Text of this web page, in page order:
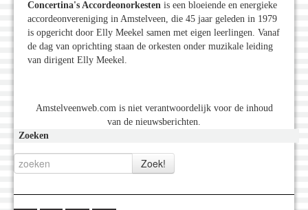
Concertina's Accordeonorkesten is een bloeiende en energieke
accordeonvereniging in Amstelveen, die 45 jaar geleden in 1979
is opgericht door Elly Meekel samen met eigen leerlingen. Vanaf
de dag van oprichting staan de orkesten onder muzikale leiding
van dirigent Elly Meekel.
Amstelveenweb.com is niet verantwoordelijk voor de inhoud
van de nieuwsberichten.
Zoeken